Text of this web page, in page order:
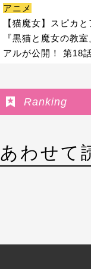
アニメ
【猫魔女】スピカ
『黒猫と魔女の教
アルが公開！ 第18
Ranking
あわせて